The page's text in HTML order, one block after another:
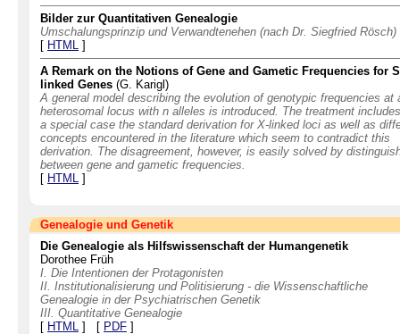
Bilder zur Quantitativen Genealogie
Umschalungsprinzip und Verwandtenehen (nach Dr. Siegfried Rösch)
[ HTML ]
A Remark on the Notions of Gene and Gametic Frequencies for
linked Genes (G. Karigl)
A general model describing the evolution of genotypic frequencies at
heterosomal locus with n alleles is introduced. The treatment
a special case the standard derivation for X-linked loci as well as
concepts encountered in the literature which seem to contradict this
derivation. The disagreement, however, is easily solved by
between gene and gametic frequencies.
[ HTML ]
Genealogie und Genetik
Die Genealogie als Hilfswissenschaft der Humangenetik
Dorothee Früh
I. Die Intentionen der Protagonisten
II. Institutionalisierung und Politisierung - die Wissenschaftliche
Genealogie in der Psychiatrischen Genetik
III. Quantitative Genealogie
[ HTML ] [ PDF ]